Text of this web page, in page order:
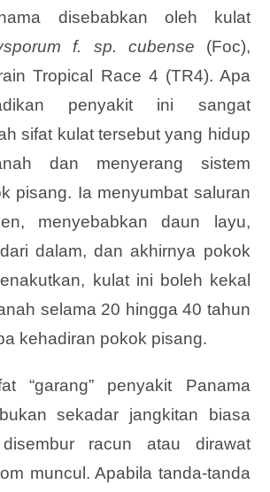
disebabkan oleh kulat
f. sp. cubense (Foc),
Tropical Race 4 (TR4). Apa
penyakit ini sangat
sifat kulat tersebut yang hidup
dan menyerang sistem
pisang. Ia menyumbat saluran
menyebabkan daun layu,
dalam, dan akhirnya pokok
kulat ini boleh kekal
selama 20 hingga 40 tahun
kehadiran pokok pisang.
“garang” penyakit Panama
sekadar jangkitan biasa
racun atau dirawat
muncul. Apabila tanda-tanda